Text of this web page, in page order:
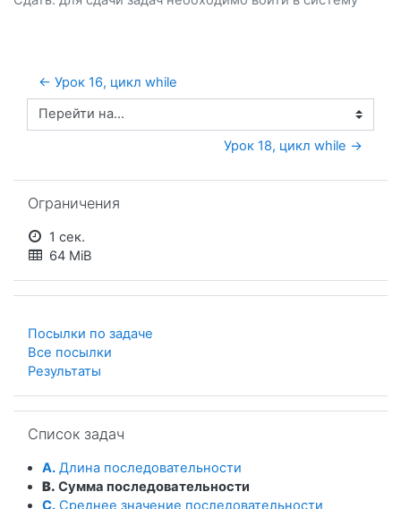
← Урок 16, цикл while
Перейти на...
Урок 18, цикл while →
Ограничения
1 сек.
64 MiB
Посылки по задаче
Все посылки
Результаты
Список задач
A. Длина последовательности
B. Сумма последовательности
C. Среднее значение последовательности